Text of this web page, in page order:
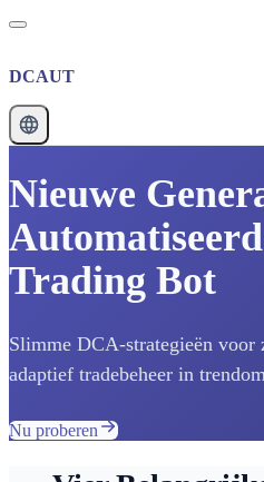
DCAUT
Nieuwe
Trading Bot
Slimme DCA-strategieën voor
adaptief tradebeheer in
Nu proberen